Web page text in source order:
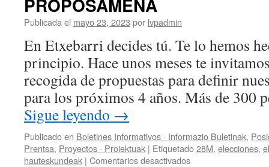
PROPOSAMENA
Publicada el mayo 23, 2023 por lvpadmin
En Etxebarri decides tú. Te lo hemos
principio. Hace unos meses te
recogida de propuestas para definir
para los próximos 4 años. Más de 300
Sigue leyendo →
Publicado en Boletines Informativos · Informazio Buletinak,
Prentsa, Proyectos · Proiektuak | Etiquetado28M, elecciones,
hauteskundeak | Comentarios desactivadosen